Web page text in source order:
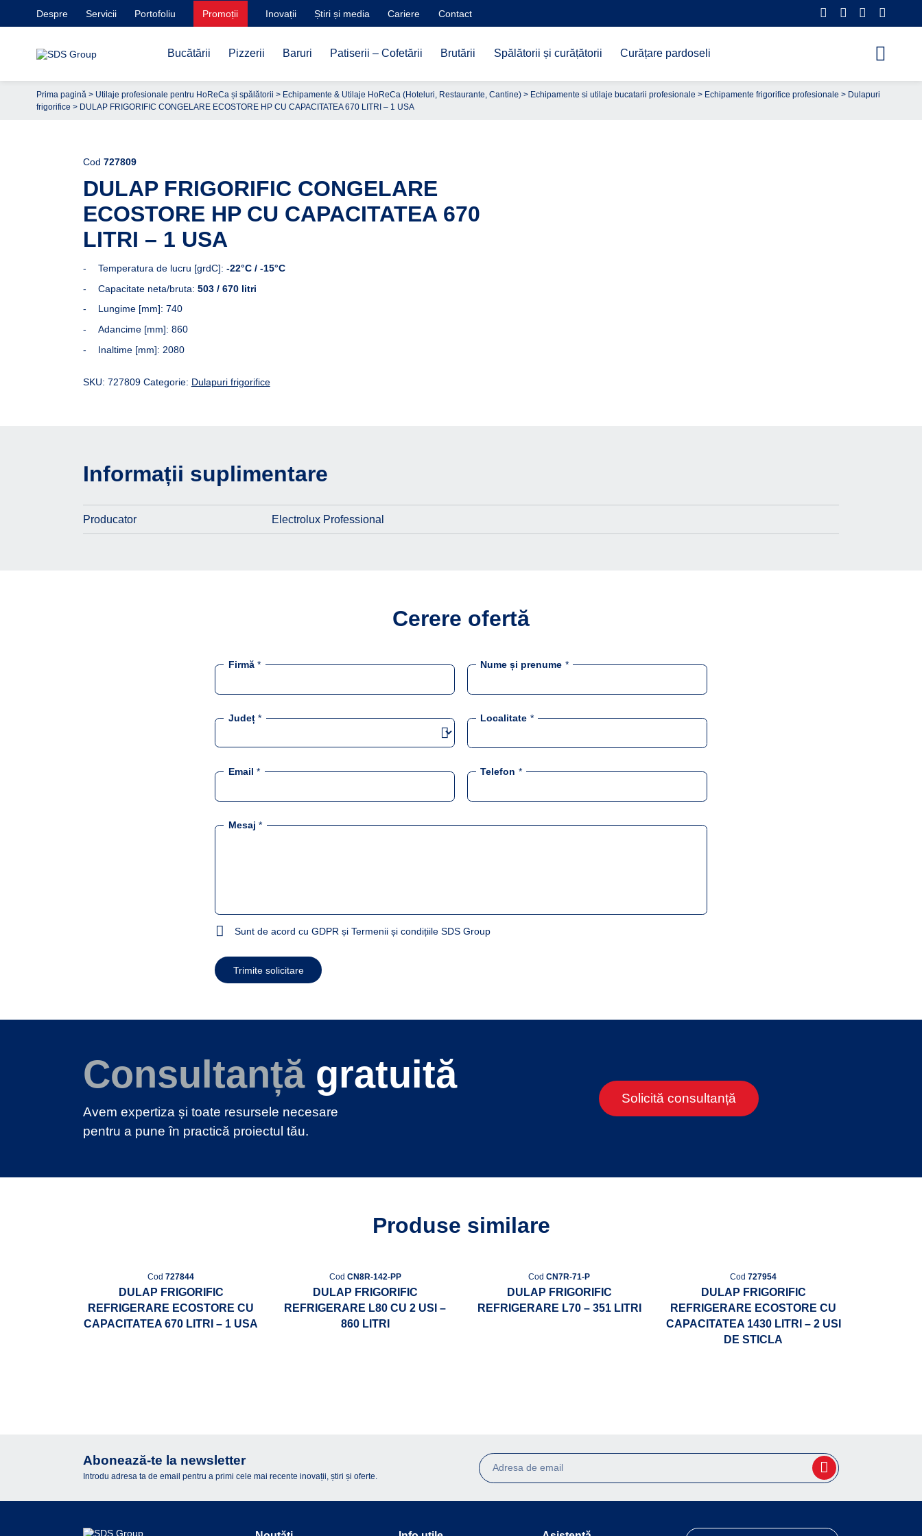
Despre Servicii Portofoliu Promoții Inovații Știri și media Cariere Contact
Bucătării Pizzerii Baruri Patiserii – Cofetării Brutării Spălătorii și curățătorii Curățare pardoseli
Prima pagină > Utilaje profesionale pentru HoReCa și spălătorii > Echipamente & Utilaje HoReCa (Hoteluri, Restaurante, Cantine)> Echipamente si utilaje bucatarii profesionale > Echipamente frigorifice profesionale > Dulapuri
frigorifice > DULAP FRIGORIFIC CONGELARE ECOSTORE HP CU CAPACITATEA 670 LITRI – 1 USA
Cod 727809
DULAP FRIGORIFIC CONGELARE
ECOSTORE HP CU CAPACITATEA 670
LITRI – 1 USA
Temperatura de lucru [grdC]: -22°C / -15°C
Capacitate neta/bruta: 503 / 670 litri
Lungime [mm]: 740
Adancime [mm]: 860
Inaltime [mm]: 2080
SKU: 727809 Categorie: Dulapuri frigorifice
Informații suplimentare
Producator Electrolux Professional
Cerere ofertă
Firmă * Nume și prenume *
Județ * Localitate *
Email * Telefon *
Mesaj *
Sunt de acord cu GDPR și Termenii și condițiile SDS Group
Trimite solicitare
Consultanțăgratuită
Avem expertiza și toate resursele necesare
pentru a pune în practică proiectul tău.
Solicită consultanță
Produse similare
Cod727844
DULAP FRIGORIFIC
REFRIGERARE ECOSTORE CU
CAPACITATEA 670 LITRI – 1 USA
Cod CN8R-142-PP
DULAP FRIGORIFIC
REFRIGERARE L80 CU 2 USI –
860 LITRI
CodCN7R-71-P
DULAP FRIGORIFIC
REFRIGERARE L70 – 351 LITRI
Cod727954
DULAP FRIGORIFIC
REFRIGERARE ECOSTORE CU
CAPACITATEA 1430 LITRI – 2 USI
DE STICLA
Abonează-te la newsletter
Introdu adresa ta de email pentru a primi cele mai recente inovații, știri și oferte.